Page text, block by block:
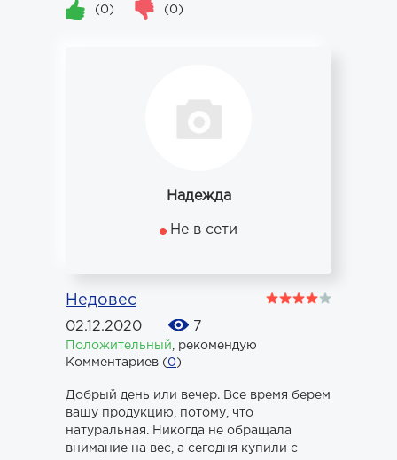
(0) (0)
Надежда
Не в сети
Недовес
02.12.2020 7
Положительный
рекомендую
Комментариев (0)
Добрый день или вечер. Все время берем
вашу продукцию, потому, что
натуральная. Никогда не обращала
внимание на вес, а сегодня купили с